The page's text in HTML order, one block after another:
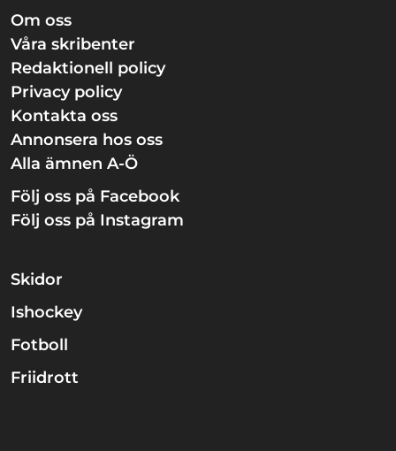
Om oss
Våra skribenter
Redaktionell policy
Privacy policy
Kontakta oss
Annonsera hos oss
Alla ämnen A-Ö
Följ oss på Facebook
Följ oss på Instagram
Skidor
Ishockey
Fotboll
Friidrott